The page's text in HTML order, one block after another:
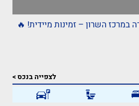
השרון – זמינות מיידית! 🔥
לצפייה בנכס >